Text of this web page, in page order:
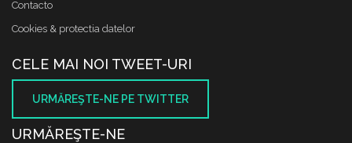
Contacto
Cookies & protectia datelor
CELE MAI NOI TWEET-URI
URMĂREŞTE-NE PE TWITTER
URMĂREŞTE-NE